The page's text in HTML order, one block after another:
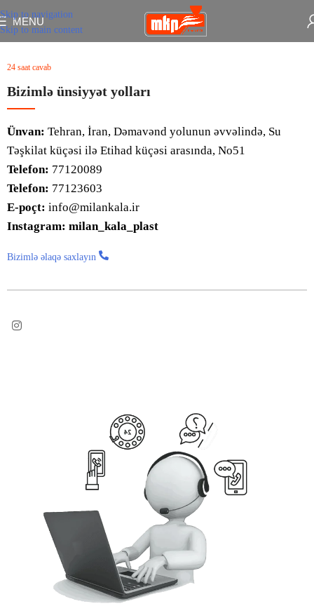
Skip to navigation
Skip to main content
MENU
24 saat cavab
Bizimlə ünsiyyət yolları
Ünvan: Tehran, İran, Dəmavənd yolunun əvvəlində, Su
Təşkilat küçəsi ilə Etihad küçəsi arasında, No51
Telefon: 77120089
Telefon: 77123603
E-poçt: info@milankala.ir
Instagram: milan_kala_plast
Bizimlə əlaqə saxlayın